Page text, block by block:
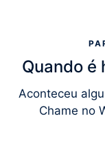
Quando é
Aconteceu
Chame no